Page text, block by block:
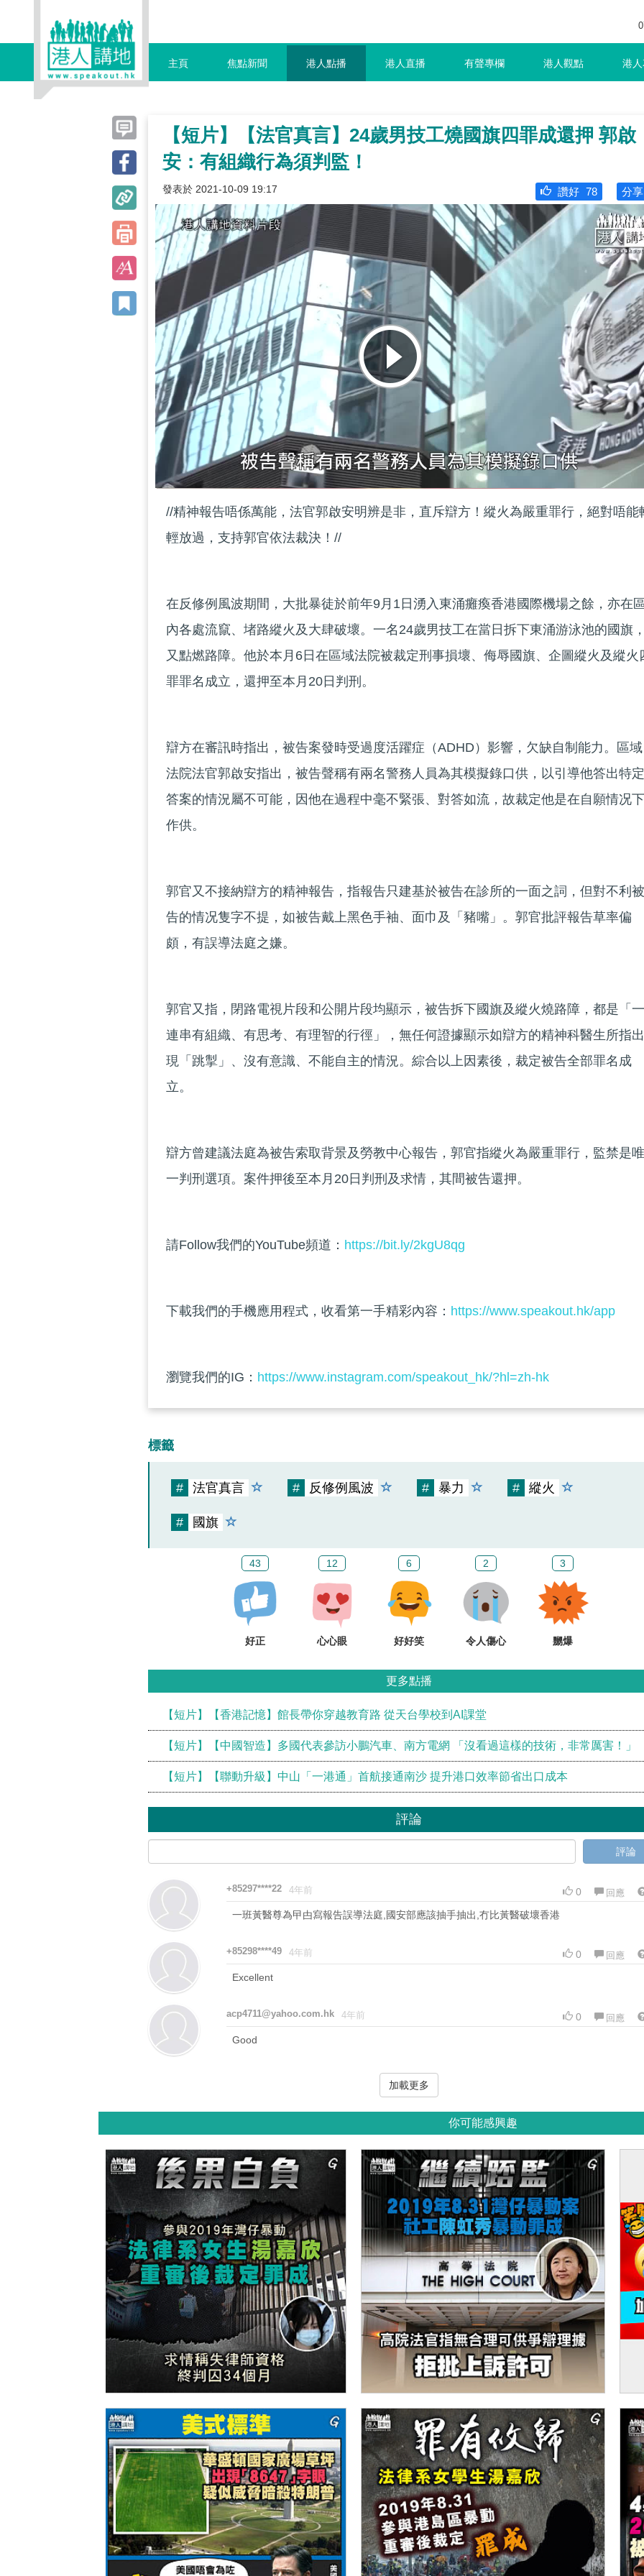
主頁 焦點新聞 港人點播 港人直播 有聲專欄 港人觀點 港
【短片】【法官真言】24歲男技工燒國旗四罪成還押 郭啟
安：有組織行為須判監！
發表於 2021-10-09 19:17 分享
讚好 78
//精神報告唔係萬能，法官郭啟安明辨是非，直斥辯方！縱火為嚴重罪行，絕對唔能
輕放過，支持郭官依法裁決！//
在反修例風波期間，大批暴徒於前年9月1日湧入東涌癱瘓香港國際機場之餘，亦在
內各處流竄、堵路縱火及大肆破壞。一名24歲男技工在當日拆下東涌游泳池的國旗
又點燃路障。他於本月6日在區域法院被裁定刑事損壞、侮辱國旗、企圖縱火及縱火
罪罪名成立，還押至本月20日判刑。
辯方在審訊時指出，被告案發時受過度活躍症（ADHD）影響，欠缺自制能力。區域
法院法官郭啟安指出，被告聲稱有兩名警務人員為其模擬錄口供，以引導他答出特定
答案的情況屬不可能，因他在過程中毫不緊張、對答如流，故裁定他是在自願情况下
作供。
郭官又不接納辯方的精神報告，指報告只建基於被告在診所的一面之詞，但對不利被
告的情况隻字不提，如被告戴上黑色手袖、面巾及「豬嘴」。郭官批評報告草率偏
頗，有誤導法庭之嫌。
郭官又指，閉路電視片段和公開片段均顯示，被告拆下國旗及縱火燒路障，都是「一
連串有組織、有思考、有理智的行徑」，無任何證據顯示如辯方的精神科醫生所指出
現「跳掣」、沒有意識、不能自主的情況。綜合以上因素後，裁定被告全部罪名成
立。
辯方曾建議法庭為被告索取背景及勞教中心報告，郭官指縱火為嚴重罪行，監禁是唯
一判刑選項。案件押後至本月20日判刑及求情，其間被告還押。
請Follow我們的YouTube頻道： https://bit.ly/2kgU8qg
下載我們的手機應用程式，收看第一手精彩內容： https://www.speakout.hk/app
瀏覽我們的IG： https://www.instagram.com/speakout_hk/?hl=zh-hk
標籤
# 法官真言 # 反修例風波 # 暴力 # 縱火
# 國旗
43
好正
12
心心眼
6
好好笑
2
令人傷心
3
嬲爆
更多點播
【短片】【香港記憶】館長帶你穿越教育路 從天台學校到AI課堂
【短片】【中國智造】多國代表參訪小鵬汽車、南方電網 「沒看過這樣的技術，非常厲害！」
【短片】【聯動升級】中山「一港通」首航接通南沙 提升港口效率節省出口成本
評論
評論
+85297****22 4年前 0 回應
一班黃醫尊為曱甴寫報告誤導法庭,國安部應該抽手抽出,冇比黃醫破壞香港
+85298****49 4年前 0 回應
Excellent
acp4711@yahoo.com.hk 4年前 0 回應
Good
加載更多
你可能感興趣
「